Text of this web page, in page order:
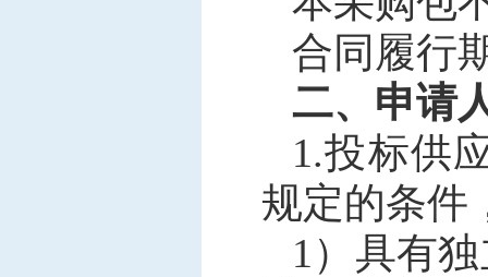
合同履行
二、申请
1.投标供
规定的条件
1）具有